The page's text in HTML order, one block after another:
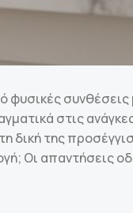
συνθέσεις
στις
της
Οι απαντήσεις